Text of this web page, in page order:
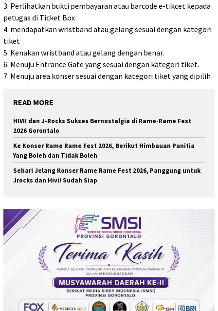
3. Perlihatkan bukti pembayaran atau barcode e-tikcet kepada
petugas di Ticket Box
4. mendapatkan wristband atau gelang sesuai dengan kategori
tiket
5. Kenakan wristband atau gelang dengan benar.
6. Menuju Entrance Gate yang sesuai dengan kategori tiket.
7. Menuju area konser sesuai dengan kategori tiket yang dipilih
READ MORE
HIVI! dan J-Rocks Sukses Bernostalgia di Rame-Rame Fest
2026 Gorontalo
Ke Konser Rame Rame Fest 2026, Berikut Himbauan Panitia
Yang Boleh dan Tidak Boleh
Sehari Jelang Konser Rame Rame Fest 2026, Panggung untuk
Jrocks dan Hivi! Sudah Siap